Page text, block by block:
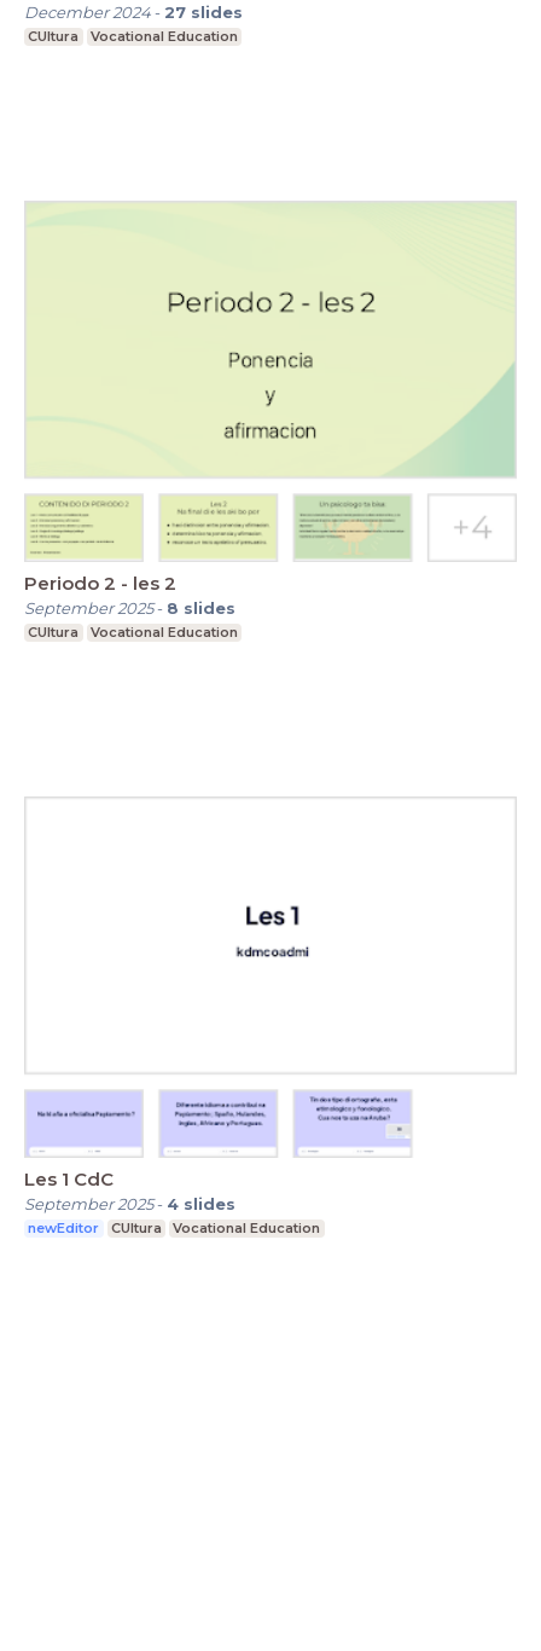
December 2024- 27 slides
CUltura Vocational Education
Periodo 2 - les 2
September 2025- 8 slides
CUltura Vocational Education
Les 1 CdC
September 2025- 4 slides
newEditor CUltura Vocational Education